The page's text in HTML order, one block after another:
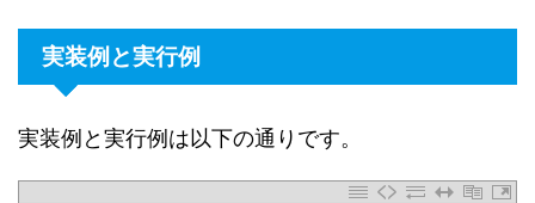
実装例と実行例
実装例と実行例は以下の通りです。